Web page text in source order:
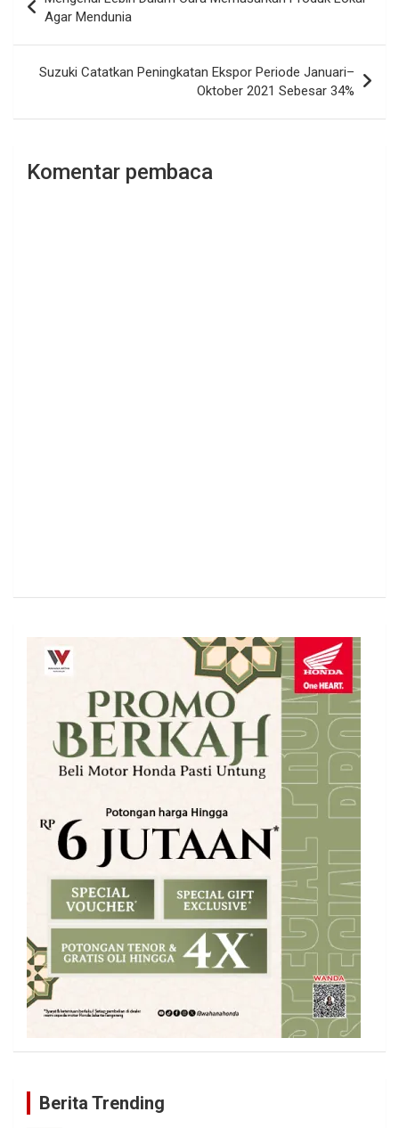
posAgar Mendunia
Suzuki Catatkan Peningkatan Ekspor Periode Januari–
Oktober 2021 Sebesar 34%
Komentar pembaca
Berita Trending